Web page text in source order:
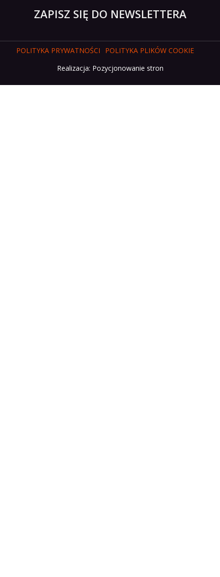
ZAPISZ SIĘ DO NEWSLETTERA
POLITYKA PRYWATNOŚCI
POLITYKA PLIKÓW COOKIE
Realizacja: Pozycjonowanie stron